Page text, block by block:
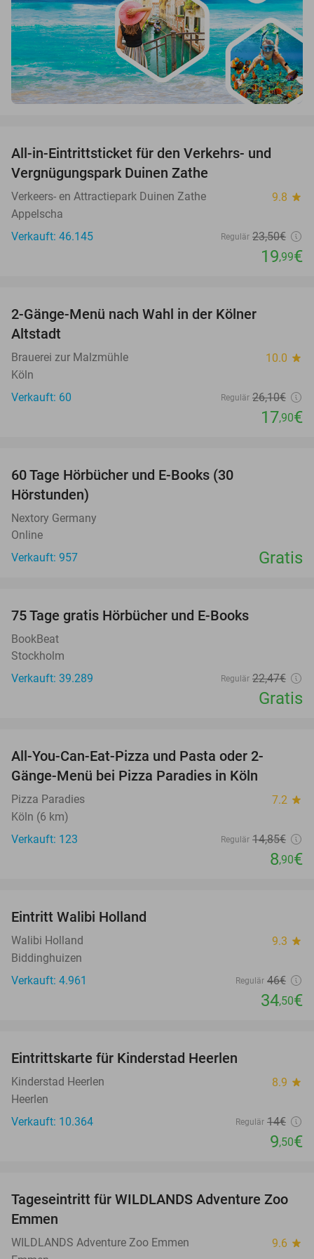
All-in-Eintrittsticket für den Verkehrs- und
Vergnügungspark Duinen Zathe
Verkeers- en Attractiepark Duinen Zathe 9.8 star
Appelscha
Verkauft: 46.145
Regulär 23,50€
19,99€
2-Gänge-Menü nach Wahl in der Kölner
Altstadt
Brauerei zur Malzmühle 10.0 star
Köln
Verkauft: 60
Regulär 26,10€
17,90€
60 Tage Hörbücher und E-Books (30
Hörstunden)
Nextory Germany
Online
Verkauft: 957
Gratis
75 Tage gratis Hörbücher und E-Books
BookBeat
Stockholm
Verkauft: 39.289
Regulär 22,47€
Gratis
All-You-Can-Eat-Pizza und Pasta oder 2-
Gänge-Menü bei Pizza Paradies in Köln
Pizza Paradies 7.2 star
Köln (6 km)
Verkauft: 123
Regulär 14,85€
8,90€
Eintritt Walibi Holland
Walibi Holland 9.3 star
Biddinghuizen
Verkauft: 4.961
Regulär 46€
34,50€
Eintrittskarte für Kinderstad Heerlen
Kinderstad Heerlen 8.9 star
Heerlen
Verkauft: 10.364
Regulär 14€
9,50€
24%
Tageseintritt für WILDLANDS Adventure Zoo
Emmen
WILDLANDS Adventure Zoo Emmen 9.6 star